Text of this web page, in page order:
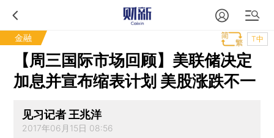
金融 T中
【周三国际市场回顾】美联储决定
加息并宣布缩表计划 美股涨跌不一
见习记者 王兆洋
2017年06月15日 08:56